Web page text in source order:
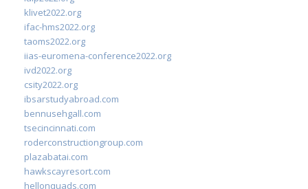
klivet2022.org
ifac-hms2022.org
taoms2022.org
iias-euromena-conference2022.org
ivd2022.org
csity2022.org
ibsarstudyabroad.com
bennusehgall.com
tsecincinnati.com
roderconstructiongroup.com
plazabatai.com
hawkscayresort.com
hellonquads.com